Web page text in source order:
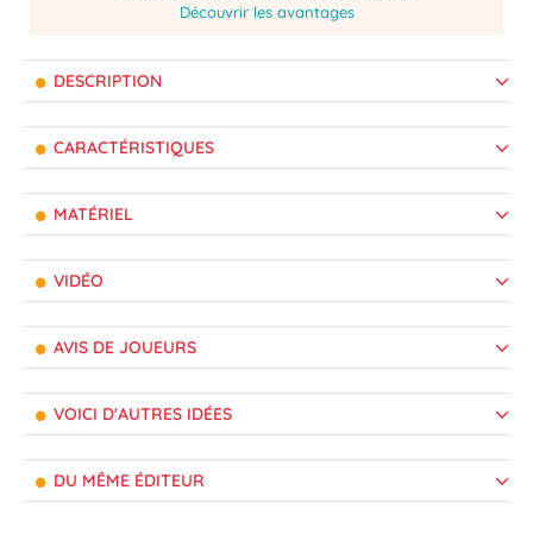
Découvrir les avantages
DESCRIPTION
CARACTÉRISTIQUES
MATÉRIEL
VIDÉO
AVIS DE JOUEURS
VOICI D'AUTRES IDÉES
DU MÊME ÉDITEUR